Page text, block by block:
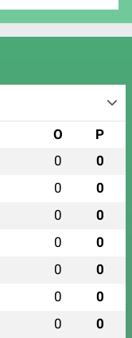
O P
0 0
0 0
0 0
0 0
0 0
0 0
0 0